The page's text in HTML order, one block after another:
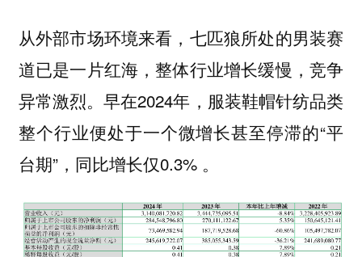
从外部市场环境来看，七匹狼所处的男装赛
道已是一片红海，整体行业增长缓慢，竞争
异常激烈。早在2024年，服装鞋帽针纺品类
整个行业便处于一个微增长甚至停滞的“平
台期”，同比增长仅0.3% 。